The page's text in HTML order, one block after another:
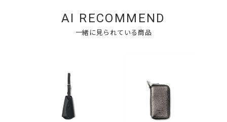
AI RECOMMEND
一緒に見られている商品